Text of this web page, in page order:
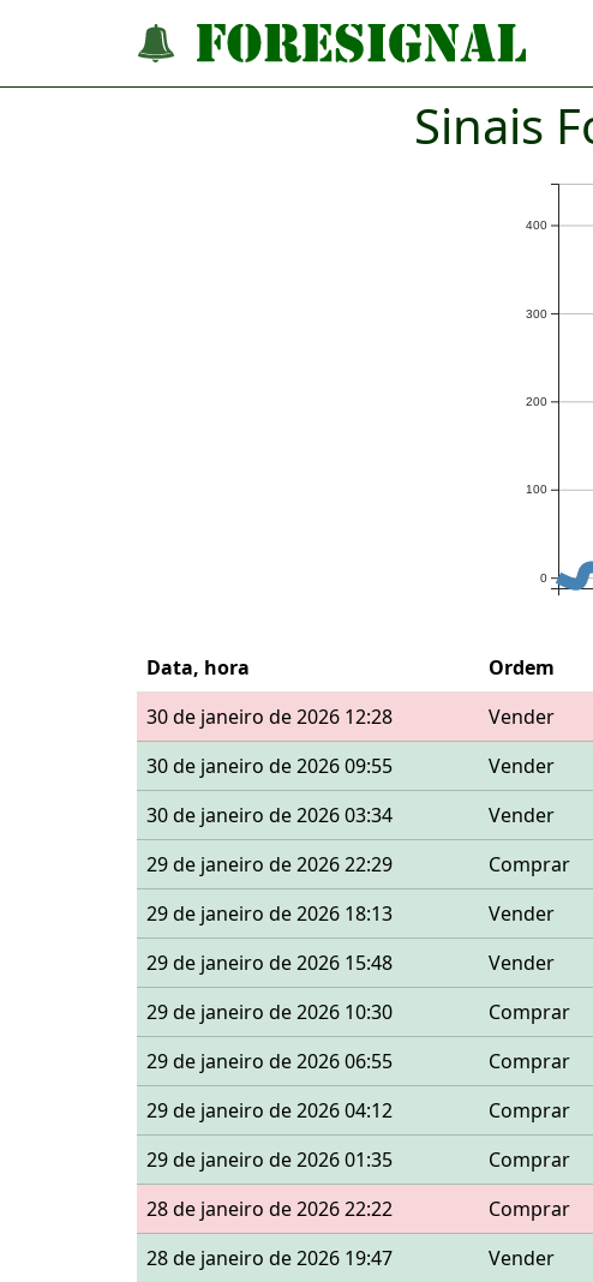
Sinais
0
100
200
300
400
Data, hora Ordem
30 de janeiro de 2026 12:28
Vender
30 de janeiro de 2026 09:55
Vender
30 de janeiro de 2026 03:34
Vender
29 de janeiro de 2026 22:29
Comprar
29 de janeiro de 2026 18:13
Vender
29 de janeiro de 2026 15:48
Vender
29 de janeiro de 2026 10:30
Comprar
29 de janeiro de 2026 06:55
Comprar
29 de janeiro de 2026 04:12
Comprar
29 de janeiro de 2026 01:35
Comprar
28 de janeiro de 2026 22:22
Comprar
28 de janeiro de 2026 19:47
Vender